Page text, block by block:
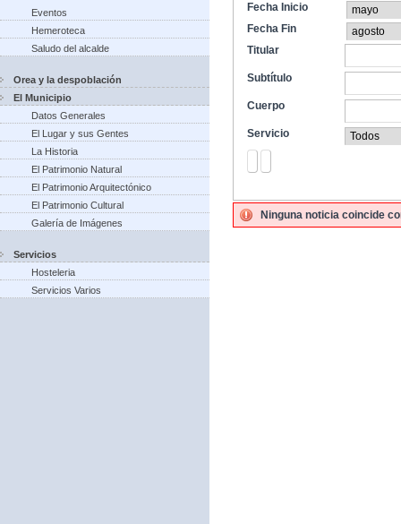
Eventos
Hemeroteca
Saludo del alcalde
Orea y la despoblación
El Municipio
Datos Generales
El Lugar y sus Gentes
La Historia
El Patrimonio Natural
El Patrimonio Arquitectónico
El Patrimonio Cultural
Galería de Imágenes
Servicios
Hosteleria
Servicios Varios
Fecha Inicio
Fecha Fin
Titular
Subtítulo
Cuerpo
Servicio
Ninguna noticia coincide